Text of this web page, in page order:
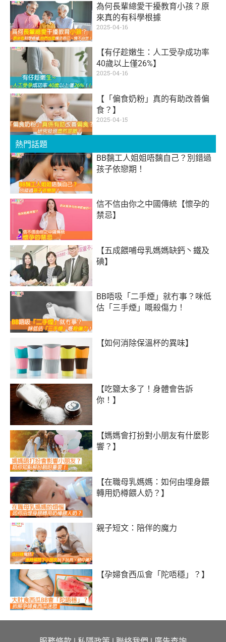
為何長輩總愛干擾教育小孩？原
來真的有科學根據
2025-04-16
【有仔趁嫩生：人工受孕成功率
40歲以上僅26%】
2025-04-16
【「偏食奶粉」真的有助改善偏
食？】
2025-04-15
熱門話題
BB黐工人姐姐唔黐自己？別錯過
孩子依戀期！
信不信由你之中國傳統【懷孕的
禁忌】
【五成餵哺母乳媽媽缺鈣丶鐵及
碘】
BB唔吸「二手煙」就冇事？咪低
估「三手煙」嘅殺傷力！
【如何消除保溫杯的異味】
【吃鹽太多了！身體會告訴
你！】
【媽媽會打扮對小朋友有什麼影
響？】
【在職母乳媽媽：如何由埋身餵
轉用奶樽餵人奶？】
親子短文：陪伴的魔力
【孕婦食西瓜會「陀唔穩」？】